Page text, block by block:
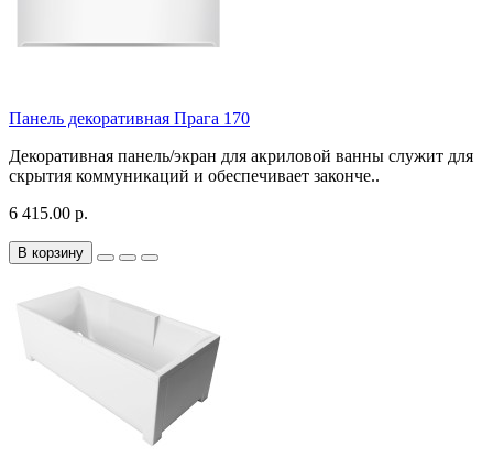
Панель декоративная Прага 170
Декоративная панель/экран для акриловой ванны служит для
скрытия коммуникаций и обеспечивает законче..
6 415.00 р.
В корзину